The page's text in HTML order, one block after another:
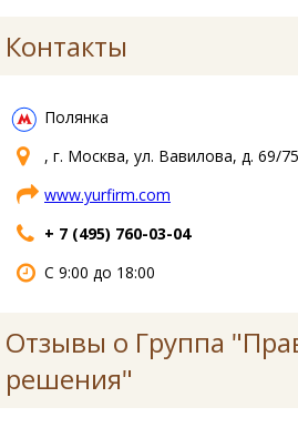
Контакты
Полянка
, г. Москва, ул. Вавилова, д. 69/
www.yurfirm.com
+ 7 (495) 760-03-04
С 9:00 до 18:00
Отзывы о Группа
решения"